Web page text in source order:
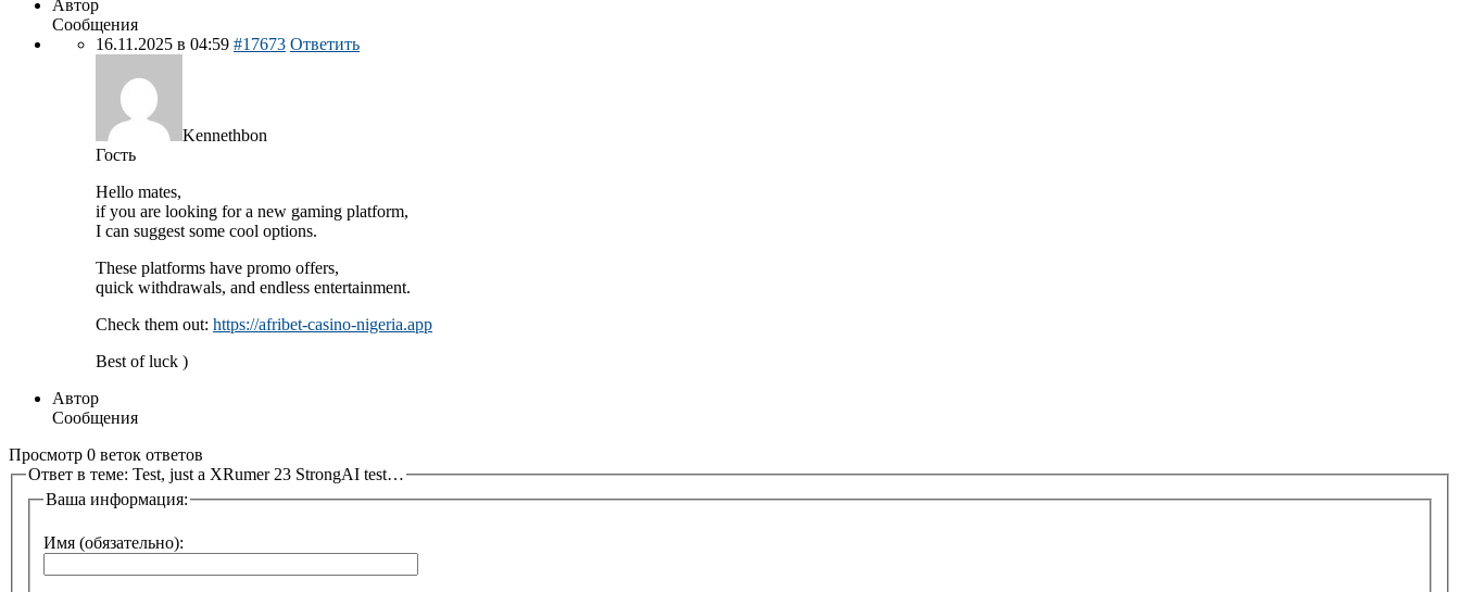
Автор
Сообщения
16.11.2025 в 04:59 #17673 Ответить
Kennethbon
Гость
Hello mates,
if you are looking for a new gaming platform,
I can suggest some cool options.
These platforms have promo offers,
quick withdrawals, and endless entertainment.
Check them out: https://afribet-casino-nigeria.app
Best of luck )
Автор
Сообщения
Просмотр 0 веток ответов
Ответ в теме: Test, just a XRumer 23 StrongAI test…
Ваша информация:
Имя (обязательно):